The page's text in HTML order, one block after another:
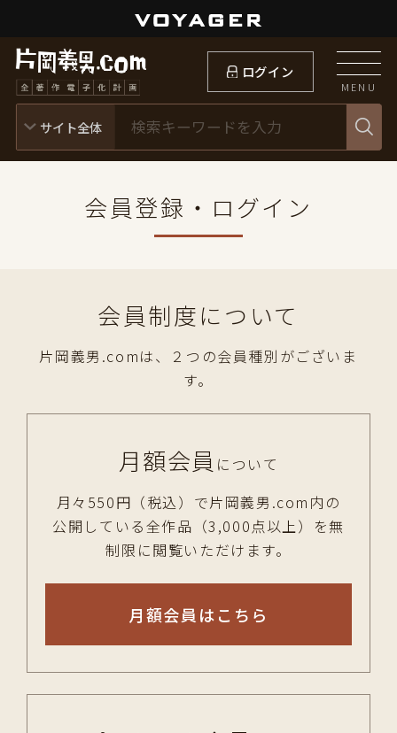
ログイン
MENU
会員登録・ログイン
会員制度について
片岡義男.comは、２つの会員種別がございま
す。
月額会員 について
月々550円（税込）で片岡義男.com内の
公開している全作品（3,000点以上）を無
制限に閲覧いただけます。
月額会員はこちら